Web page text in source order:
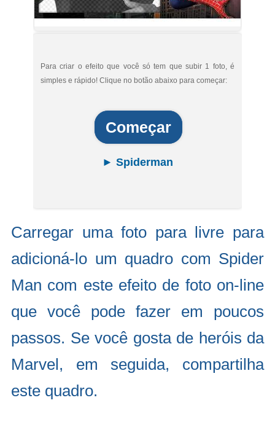
Para criar o efeito que você só tem que subir 1 foto, é
simples e rápido! Clique no botão abaixo para começar:
Começar
► Spiderman
Carregar uma foto para livre para
adicioná-lo um quadro com Spider
Man com este efeito de foto on-line
que você pode fazer em poucos
passos. Se você gosta de heróis da
Marvel, em seguida, compartilha
este quadro.